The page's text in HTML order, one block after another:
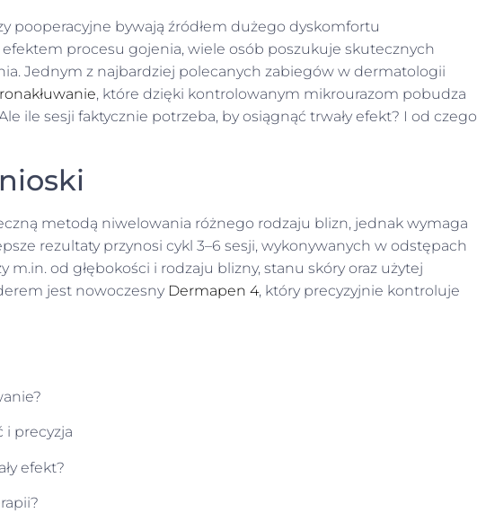
pooperacyjne bywają źródłem dużego dyskomfortu
procesu gojenia, wiele osób poszukuje skutecznych
Jednym z najbardziej polecanych zabiegów w dermatologii
, które dzięki kontrolowanym mikrourazom pobudza
ile sesji faktycznie potrzeba, by osiągnąć trwały efekt? I od czego
metodą niwelowania różnego rodzaju blizn, jednak wymaga
rezultaty przynosi cykl 3–6 sesji, wykonywanych w odstępach
m.in. od głębokości i rodzaju blizny, stanu skóry oraz użytej
jest nowoczesny Dermapen 4, który precyzyjnie kontroluje
i precyzja
efekt?